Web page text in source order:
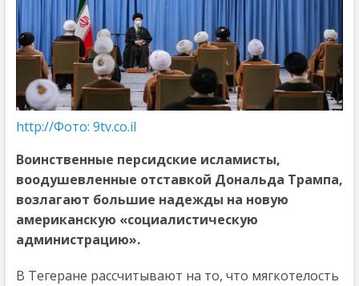
http://Фото: 9tv.co.il
Воинственные персидские исламисты,
воодушевленные отставкой Дональда Трампа,
возлагают большие надежды на новую
американскую «социалистическую
администрацию».
В Тегеране рассчитывают на то, что мягкотелость